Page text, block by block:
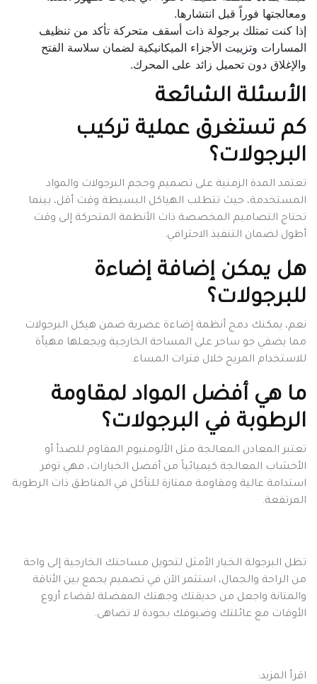
ومعالجتها فوراً قبل انتشارها.
إذا كنت تمتلك برجولة ذات أسقف متحركة تأكد من تنظيف
المسارات وتزييت الأجزاء الميكانيكية لضمان سلاسة الفتح
والإغلاق دون تحميل زائد على المحرك.
الأسئلة الشائعة
كم تستغرق عملية تركيب
البرجولات؟
تعتمد المدة الزمنية على تصميم وحجم البرجولات والمواد
المستخدمة، حيث تتطلب الهياكل البسيطة وقت أقل، بينما
تحتاج التصاميم المخصصة ذات الأنظمة المتحركة إلى وقت
أطول لضمان التنفيذ الاحترافي.
هل يمكن إضافة إضاءة
للبرجولات؟
نعم، يمكنك دمج أنظمة إضاءة عصرية ضمن هيكل البرجولات
مما يضفي جو ساحر على المساحة الخارجية ويجعلها مهيأة
للاستخدام المريح خلال فترات المساء.
ما هي أفضل المواد لمقاومة
الرطوبة في البرجولات؟
تعتبر المعادن المعالجة مثل الألومنيوم المقاوم للصدأ أو
الأخشاب المعالجة كيميائياً من أفضل الخيارات، فهي توفر
استدامة عالية ومقاومة ممتازة للتآكل في المناطق ذات الرطوبة
المرتفعة.
تظل البرجولة الخيار الأمثل لتحويل مساحتك الخارجية إلى واحة
من الراحة والجمال، استثمر الآن في تصميم يجمع بين الأناقة
والمتانة واجعل من حديقتك وجهتك المفضلة لقضاء أروع
الأوقات مع عائلتك وضيوفك بجودة لا تضاهى.
اقرأ المزيد: